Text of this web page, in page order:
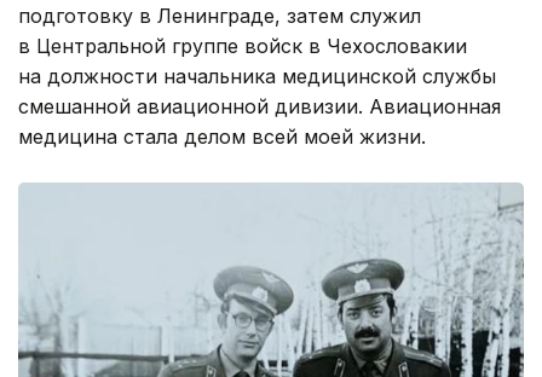
подготовку в Ленинграде, затем служил
в Центральной группе войск в Чехословакии
на должности начальника медицинской службы
смешанной авиационной дивизии. Авиационная
медицина стала делом всей моей жизни.